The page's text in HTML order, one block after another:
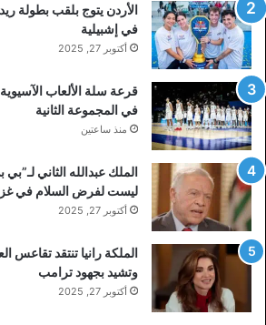
الأردن يتوج بلقب بطولة
في إشبيلية
أكتوبر 27, 2025
قرعة سلة الألعاب
في المجموعة الثانية
منذ ساعتين
الملك عبدالله الثاني
ليست لفرض السلام في
أكتوبر 27, 2025
الملكة رانيا تنتقد تقاعس
وتشيد بجهود ترامب
أكتوبر 27, 2025